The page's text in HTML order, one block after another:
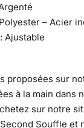
– Acier
: Ajustable
proposées sur
à la main dans
sur notre
Souffle et